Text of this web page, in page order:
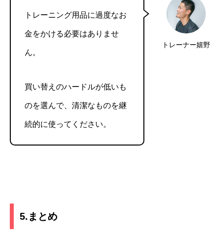
トレーナー嬉野
トレーニング用品に過度なお
金をかける必要はありませ
ん。
買い替えのハードルが低いも
のを選んで、清潔なものを継
続的に使ってください。
5.まとめ